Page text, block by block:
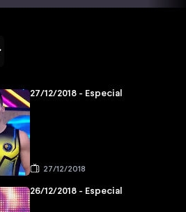
27/12/2018 - Especial
27/12/2018
26/12/2018 - Especial